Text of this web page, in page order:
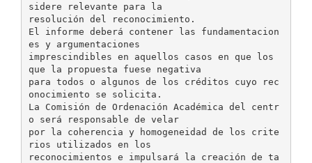
sidere relevante para la
resolución del reconocimiento.
El informe deberá contener las fundamentacion
es y argumentaciones
imprescindibles en aquellos casos en que los
que la propuesta fuese negativa
para todos o algunos de los créditos cuyo rec
onocimiento se solicita.
La Comisión de Ordenación Académica del centr
o será responsable de velar
por la coherencia y homogeneidad de los crite
rios utilizados en los
reconocimientos e impulsará la creación de ta